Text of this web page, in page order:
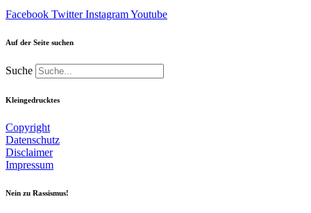
Facebook Twitter InstagramYoutube
Auf der Seite suchen
Suche
Kleingedrucktes
Copyright
Datenschutz
Disclaimer
Impressum
Nein zu Rassismus!